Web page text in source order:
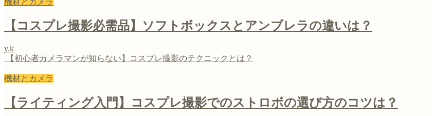
【コスプレ撮影必需品】ソフトボックスとアンブレラの違いは？
y.k
【初心者カメラマンが知らない】コスプレ撮影のテクニックとは？
機材とカメラ
【ライティング入門】コスプレ撮影でのストロボの選び方のコツは？